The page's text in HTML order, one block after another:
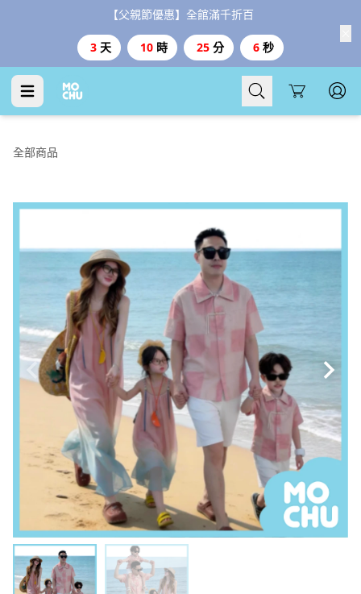
【父親節優惠】全館滿千折百
3 天 10 時 25 分 4 秒
Cart
全部商品